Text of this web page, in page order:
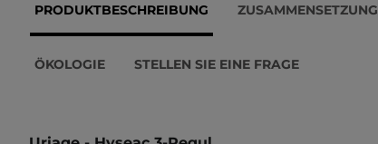
PRODUKTBESCHREIBUNG ZUSAMMENSETZUNG
ÖKOLOGIE STELLEN SIE EINE FRAGE